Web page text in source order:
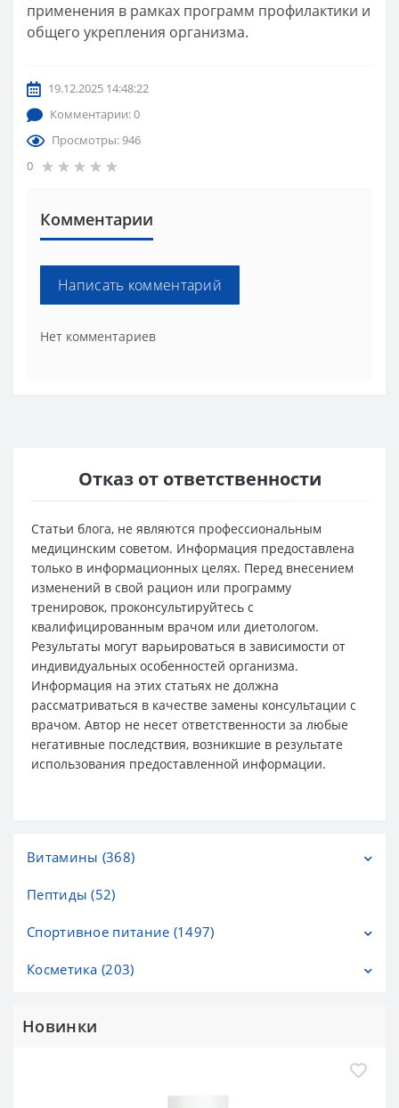
применения в рамках программ профилактики и
общего укрепления организма.
19.12.2025 14:48:22
Комментарии: 0
Просмотры: 946
0
Комментарии
Написать комментарий
Нет комментариев
Отказ от ответственности
Статьи блога, не являются профессиональным
медицинским советом. Информация предоставлена
только в информационных целях. Перед внесением
изменений в свой рацион или программу
тренировок, проконсультируйтесь с
квалифицированным врачом или диетологом.
Результаты могут варьироваться в зависимости от
индивидуальных особенностей организма.
Информация на этих статьях не должна
рассматриваться в качестве замены консультации с
врачом. Автор не несет ответственности за любые
негативные последствия, возникшие в результате
использования предоставленной информации.
Витамины (368)
Витамины C (20)
Витамины D (31)
Витамины А (2)
Пептиды (52)
Спортивное питание (1497)
Аминокислоты и BCAA (276)
Косметика (203)
Новинки